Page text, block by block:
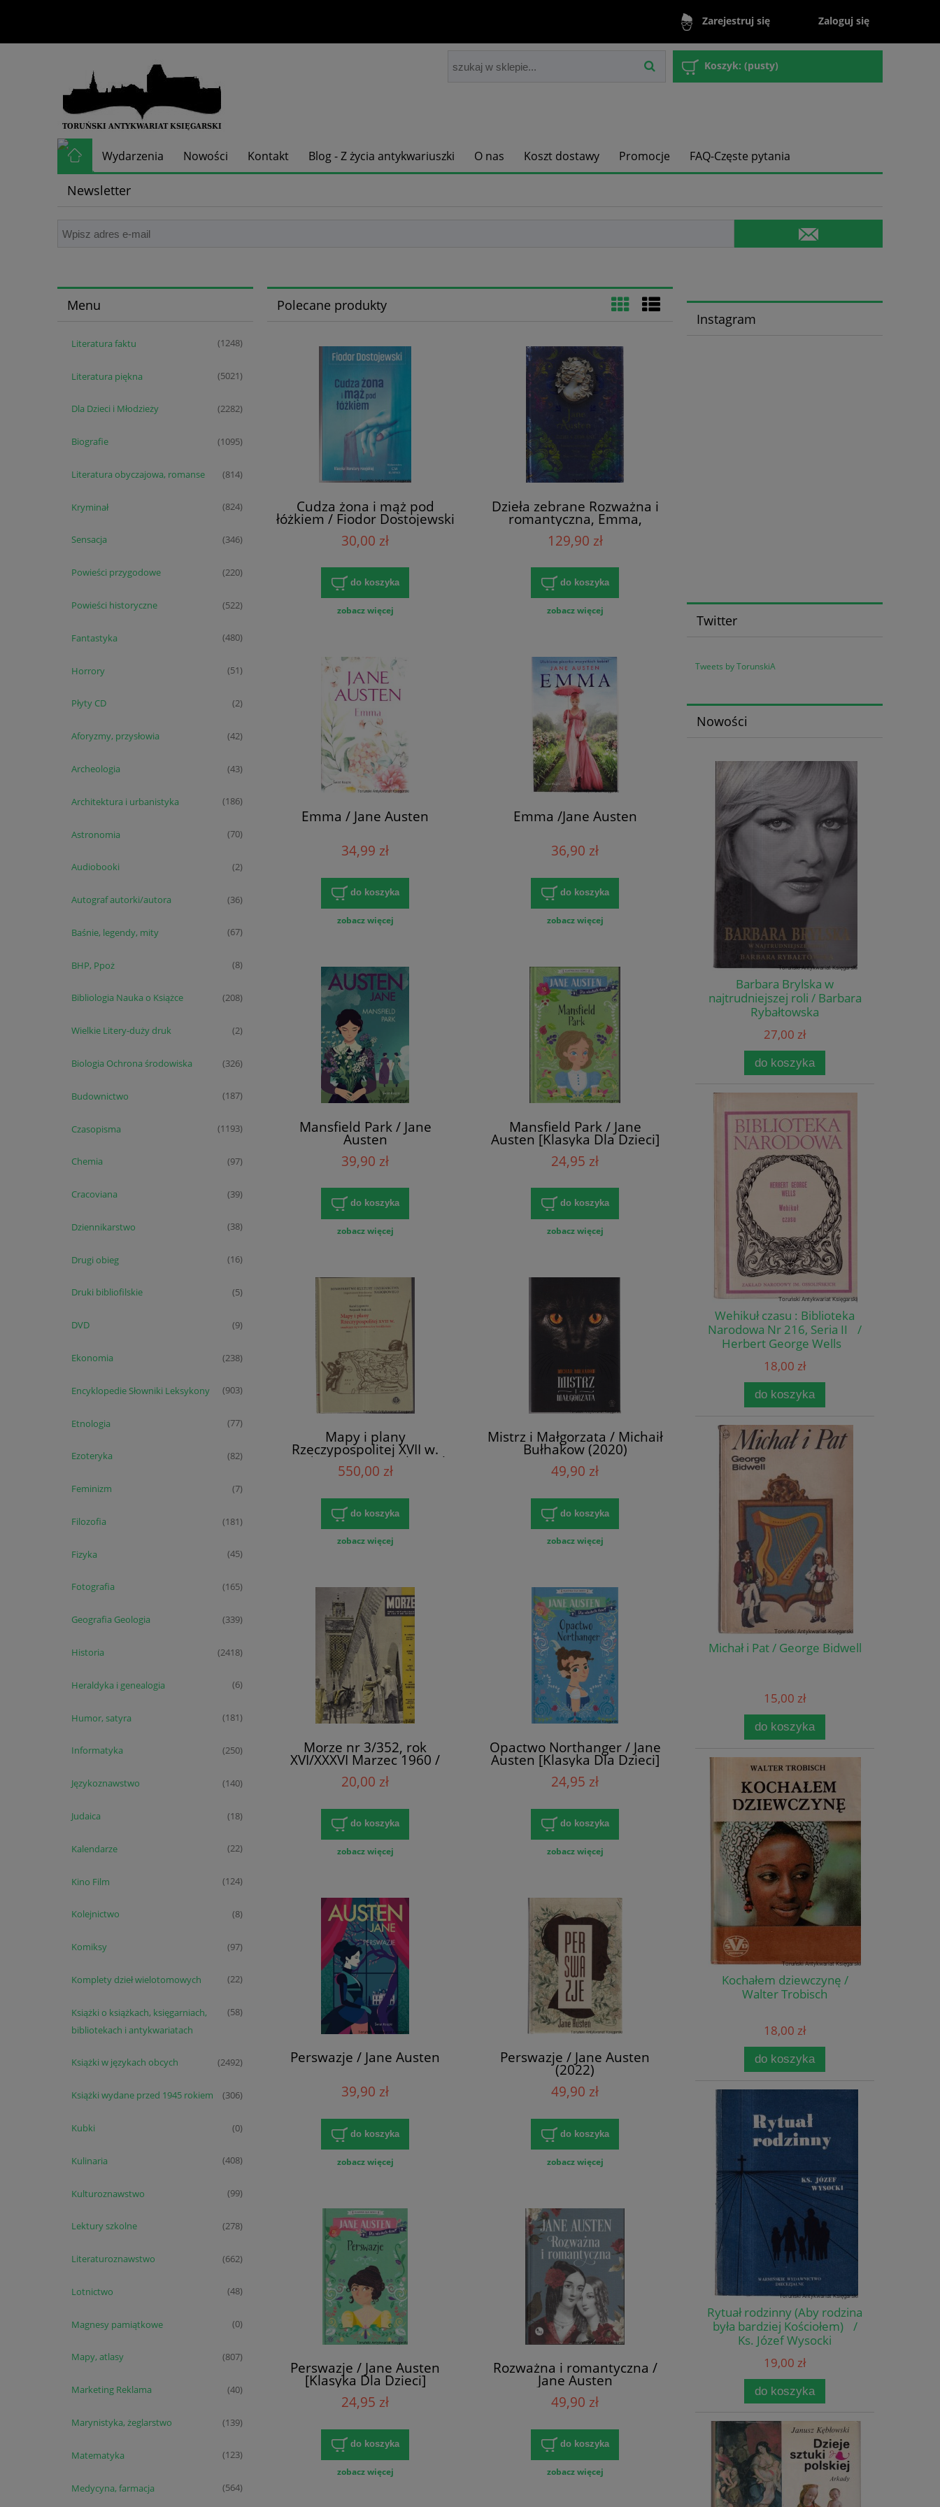
Zarejestruj się Zaloguj się
Koszyk: (pusty)
Wydarzenia Nowości Kontakt Blog - Z życia antykwariuszki O nas Koszt dostawy Promocje FAQ-Częste pytania
Skup książek
Newsletter
Menu
Literatura faktu (1248)
Literatura piękna (5021)
Dla Dzieci i Młodzieży (2282)
Biografie (1095)
Literatura obyczajowa, romanse (814)
Kryminał (824)
Sensacja (346)
Powieści przygodowe (220)
Powieści historyczne (522)
Fantastyka (480)
Horrory (51)
Płyty CD (2)
Aforyzmy, przysłowia (42)
Archeologia (43)
Architektura i urbanistyka (186)
Astronomia (70)
Audiobooki (2)
Autograf autorki/autora (36)
Baśnie, legendy, mity (67)
BHP, Ppoż (8)
Bibliologia Nauka o Książce (208)
Wielkie Litery-duży druk (2)
Biologia Ochrona środowiska (326)
Budownictwo (187)
Czasopisma (1193)
Chemia (97)
Cracoviana (39)
Dziennikarstwo (38)
Drugi obieg (16)
Druki bibliofilskie (5)
DVD (9)
Ekonomia (238)
Encyklopedie Słowniki Leksykony (903)
Etnologia (77)
Ezoteryka (82)
Feminizm (7)
Filozofia (181)
Fizyka (45)
Fotografia (165)
Geografia Geologia (339)
Historia (2418)
Heraldyka i genealogia (6)
Humor, satyra (181)
Informatyka (250)
Językoznawstwo (140)
Judaica (18)
Kalendarze (22)
Kino Film (124)
Kolejnictwo (8)
Komiksy (97)
Komplety dzieł wielotomowych (22)
Książki o książkach, księgarniach,
bibliotekach i antykwariatach
(58)
Książki w językach obcych (2492)
Książki wydane przed 1945 rokiem (306)
Kubki (0)
Kulinaria (408)
Kulturoznawstwo (99)
Lektury szkolne (278)
Literaturoznawstwo (662)
Lotnictwo (48)
Magnesy pamiątkowe (0)
Mapy, atlasy (807)
Marketing Reklama (40)
Marynistyka, żeglarstwo (139)
Matematyka (123)
Medycyna, farmacja (564)
Polecane produkty
Cudza żona i mąż pod
łóżkiem / Fiodor Dostojewski
30,00 zł
do koszyka
zobacz więcej
Dzieła zebrane Rozważna i
romantyczna, Emma,
Opactwo Northanger / Jane
Austen
129,90 zł
do koszyka
zobacz więcej
Emma / Jane Austen
34,99 zł
do koszyka
zobacz więcej
Emma /Jane Austen
36,90 zł
do koszyka
zobacz więcej
Mansfield Park / Jane
Austen
39,90 zł
do koszyka
zobacz więcej
Mansfield Park / Jane
Austen [Klasyka Dla Dzieci]
24,95 zł
do koszyka
zobacz więcej
Mapy i plany
Rzeczypospolitej XVII w.
znajdujące się w archiwach
w Sztokholmie. Atlas
Wilhelma Thome Tomy 1-2 /
Karol Łopatecki, Wojciech
Walczak
550,00 zł
do koszyka
zobacz więcej
Mistrz i Małgorzata / Michaił
Bułhakow (2020)
49,90 zł
do koszyka
zobacz więcej
Morze nr 3/352, rok
XVI/XXXVI Marzec 1960 /
Praca zbiorowa
20,00 zł
do koszyka
zobacz więcej
Opactwo Northanger / Jane
Austen [Klasyka Dla Dzieci]
24,95 zł
do koszyka
zobacz więcej
Perswazje / Jane Austen
39,90 zł
do koszyka
zobacz więcej
Perswazje / Jane Austen
(2022)
49,90 zł
do koszyka
zobacz więcej
Perswazje / Jane Austen
[Klasyka Dla Dzieci]
24,95 zł
do koszyka
zobacz więcej
Rozważna i romantyczna /
Jane Austen
49,90 zł
do koszyka
zobacz więcej
Instagram
Twitter
Tweets by TorunskiA
Nowości
Barbara Brylska w
najtrudniejszej roli / Barbara
Rybałtowska
27,00 zł
do koszyka
Wehikuł czasu : Biblioteka
Narodowa Nr 216, Seria II /
Herbert George Wells
18,00 zł
do koszyka
Michał i Pat / George Bidwell
15,00 zł
do koszyka
Kochałem dziewczynę /
Walter Trobisch
18,00 zł
do koszyka
Rytuał rodzinny (Aby rodzina
była bardziej Kościołem) /
Ks. Józef Wysocki
19,00 zł
do koszyka